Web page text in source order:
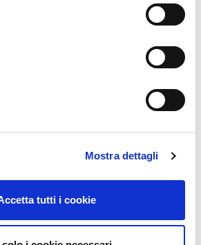
Mostra dettagli
tutti i cookie
1PH Installation and
SNOCU semplificato